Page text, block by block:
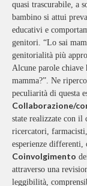
quasi trascurabile, a
bambino si attui
educativi e
genitori. “Lo sai
genitorialità più
Alcune parole chiave
mamma?”. Ne
peculiarità di questa
Collaborazione/
state realizzate con
ricercatori,
esperienze differenti,
Coinvolgimento
attraverso una
leggibilità,